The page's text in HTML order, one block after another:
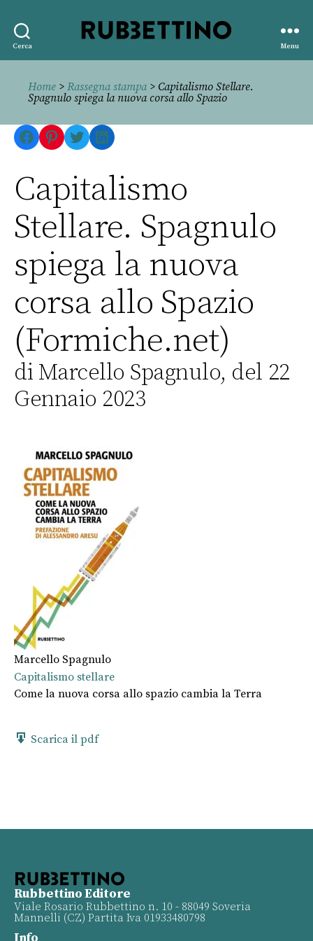
Cerca
editore
Menu
Home > Rassegna stampa> Capitalismo Stellare.
Spagnulo spiega la nuova corsa allo Spazio
Facebook
Pinterest
TwitterLinkedIn
Capitalismo
Stellare. Spagnulo
spiega la nuova
corsa allo Spazio
(Formiche.net)
di Marcello Spagnulo, del 22
Gennaio 2023
Marcello Spagnulo
Capitalismo stellare
Come la nuova corsa allo spazio cambia la Terra
Scarica il pdf
Rubbettino Editore
Viale Rosario Rubbettino n. 10 - 88049 Soveria
Mannelli (CZ) Partita Iva 01933480798